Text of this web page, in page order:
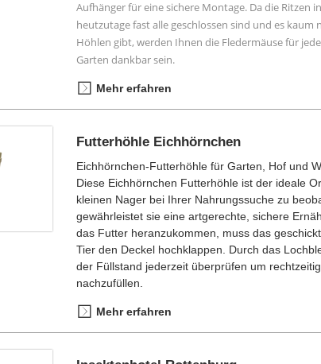
Aufhänger für eine sichere Montage. Da die Ritzen
heutzutage fast alle geschlossen sind und es kaum
Höhlen gibt, werden Ihnen die Fledermäuse für
Garten dankbar sein.
Mehr erfahren
Futterhöhle Eichhörnchen
Eichhörnchen-Futterhöhle für Garten, Hof und
Diese Eichhörnchen Futterhöhle ist der ideale
kleinen Nager bei Ihrer Nahrungssuche zu
gewährleistet sie eine artgerechte, sichere
das Futter heranzukommen, muss das
Tier den Deckel hochklappen. Durch das
der Füllstand jederzeit überprüfen um
nachzufüllen.
Mehr erfahren